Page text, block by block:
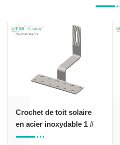
Crochet de toit solaire
en acier inoxydable 1 #